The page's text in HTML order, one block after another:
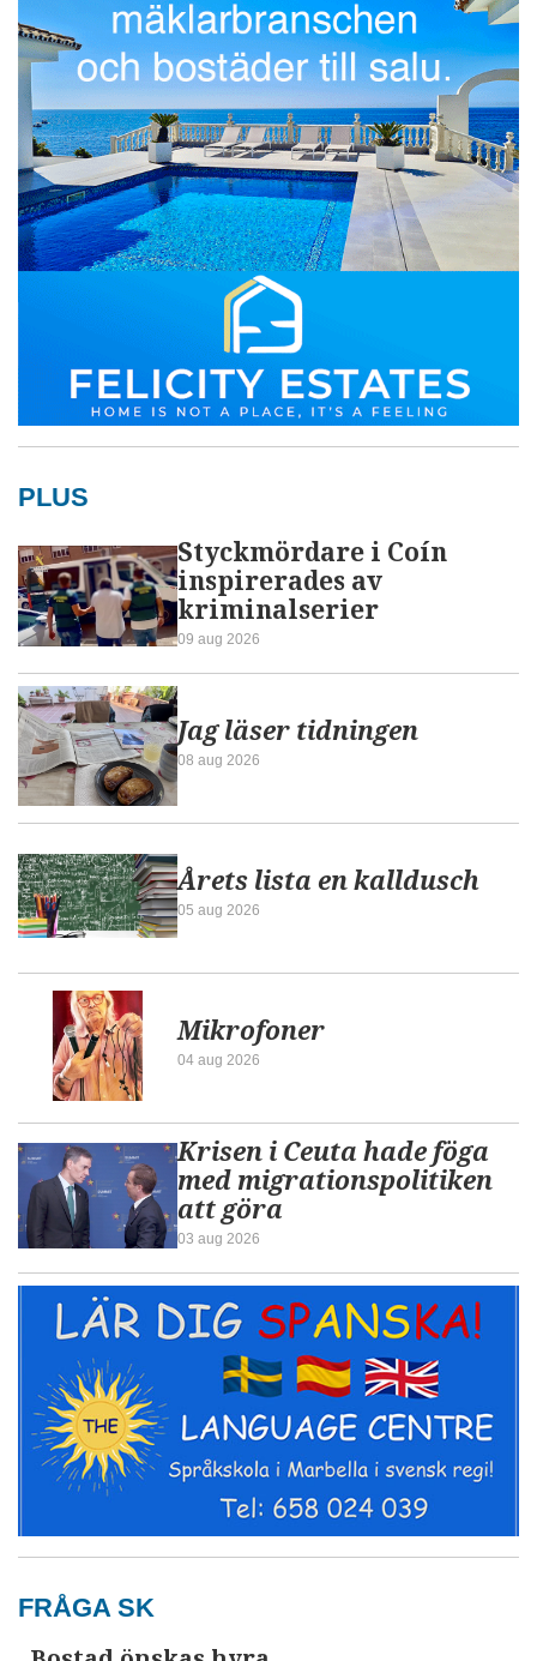
PLUS
Styckmördare i Coín
inspirerades av
kriminalserier
09 aug 2026
Jag läser tidningen
08 aug 2026
Årets lista en kalldusch
05 aug 2026
Mikrofoner
04 aug 2026
Krisen i Ceuta hade föga
med migrationspolitiken
att göra
03 aug 2026
FRÅGA SK